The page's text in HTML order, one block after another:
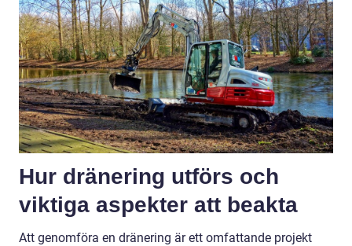
Hur dränering utförs och
viktiga aspekter att beakta
Att genomföra en dränering är ett omfattande projekt